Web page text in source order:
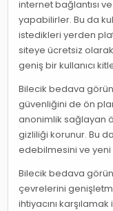
internet bağlantısı
yapabilirler. Bu da
istedikleri yerden
siteye ücretsiz
geniş bir kullanıcı
Bilecik bedava
güvenliğini de ön
anonimlik sağlayan
gizliliği korunur. Bu
edebilmesini ve
Bilecik bedava
çevrelerini
ihtiyacını